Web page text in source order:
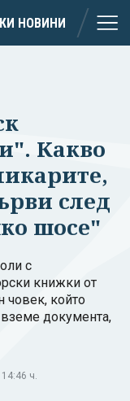
НОВИНИ
Какво
след
шосе"
с
книжки от
човек, който
документа,
ч.